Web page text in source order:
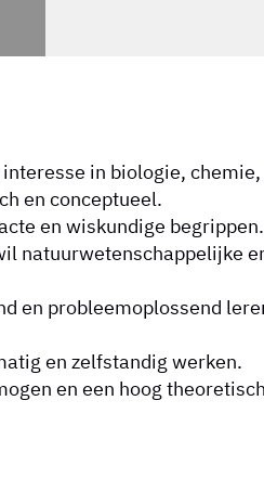
in biologie, chemie,
en conceptueel.
en wiskundige begrippen.
natuurwetenschappelijke
en probleemoplossend
en zelfstandig werken.
en een hoog